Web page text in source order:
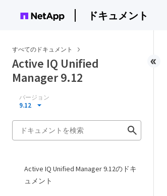
ドキュメント
すべてのドキュメント
Active IQ Unified
Manager 9.12
バージョン
9.12
Active IQ Unified Manager 9.12のドキ
ュメント